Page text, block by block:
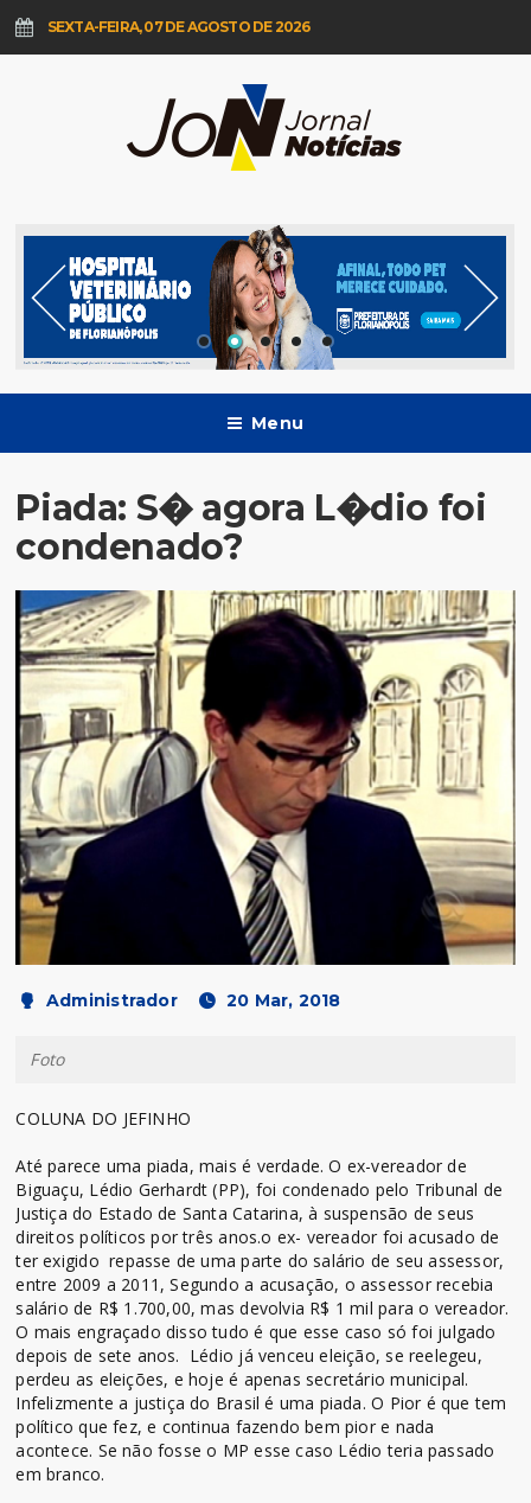
SEXTA-FEIRA, 07 DE AGOSTO DE 2026
Menu
Piada: S� agora L�dio foi
condenado?
Administrador 20 Mar, 2018
Foto
COLUNA DO JEFINHO
Até parece uma piada, mais é verdade. O ex-vereador de
Biguaçu, Lédio Gerhardt (PP), foi condenado pelo Tribunal de
Justiça do Estado de Santa Catarina, à suspensão de seus
direitos políticos por três anos.o ex- vereador foi acusado de
ter exigido repasse de uma parte do salário de seu assessor,
entre 2009 a 2011, Segundo a acusação, o assessor recebia
salário de R$ 1.700,00, mas devolvia R$ 1 mil para o vereador.
O mais engraçado disso tudo é que esse caso só foi julgado
depois de sete anos. Lédio já venceu eleição, se reelegeu,
perdeu as eleições, e hoje é apenas secretário municipal.
Infelizmente a justiça do Brasil é uma piada. O Pior é que tem
político que fez, e continua fazendo bem pior e nada
acontece. Se não fosse o MP esse caso Lédio teria passado
em branco.